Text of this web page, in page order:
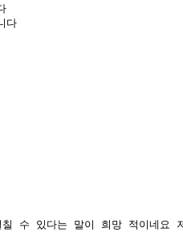
다
수 있다는 말이 희망 적이네요